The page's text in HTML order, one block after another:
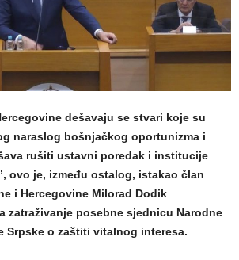
dešavaju se stvari koje su
naraslog bošnjačkog oportunizma i
rušiti ustavni poredak i institucije
ovo je, između ostalog, istakao član
i Hercegovine Milorad Dodik
zatraživanje posebne sjednicu Narodne
Srpske o zaštiti vitalnog interesa.